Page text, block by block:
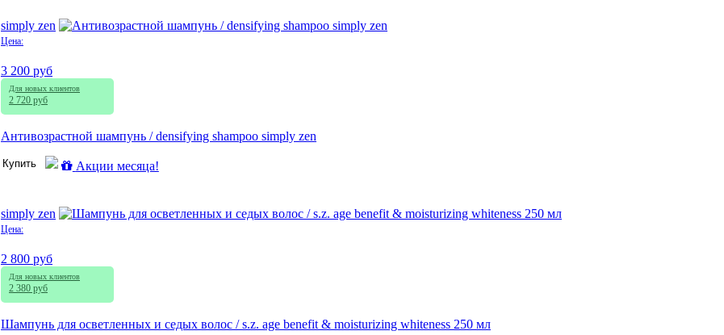
simply zen
Цена:
3 200 руб
Для новых клиентов
2 720 руб
Антивозрастной шампунь / densifying shampoo simply zen
Купить Акции месяца!
simply zen
Цена:
2 800 руб
Для новых клиентов
2 380 руб
Шампунь для осветленных и седых волос / s.z. age benefit & moisturizing whiteness 250 мл